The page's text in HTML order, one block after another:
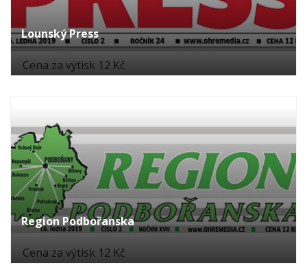
Lounský Press
Cena za výtisk 12 Kč
Region Podbořanska
Cena za výtisk 12 Kč